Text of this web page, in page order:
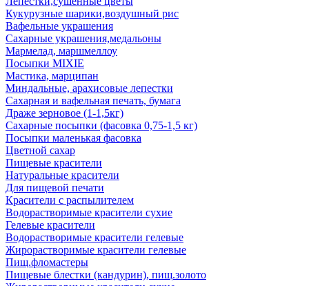
Кукурузные шарики,воздушный рис
Вафельные украшения
Сахарные украшения,медальоны
Мармелад, маршмеллоу
Посыпки MIXIE
Мастика, марципан
Миндальные, арахисовые лепестки
Сахарная и вафельная печать, бумага
Драже зерновое (1-1,5кг)
Сахарные посыпки (фасовка 0,75-1,5 кг)
Посыпки маленькая фасовка
Цветной сахар
Пищевые красители
Натуральные красители
Для пищевой печати
Красители с распылителем
Водорастворимые красители сухие
Гелевые красители
Водорастворимые красители гелевые
Жирорастворимые красители гелевые
Пищ.фломастеры
Пищевые блестки (кандурин), пищ.золото